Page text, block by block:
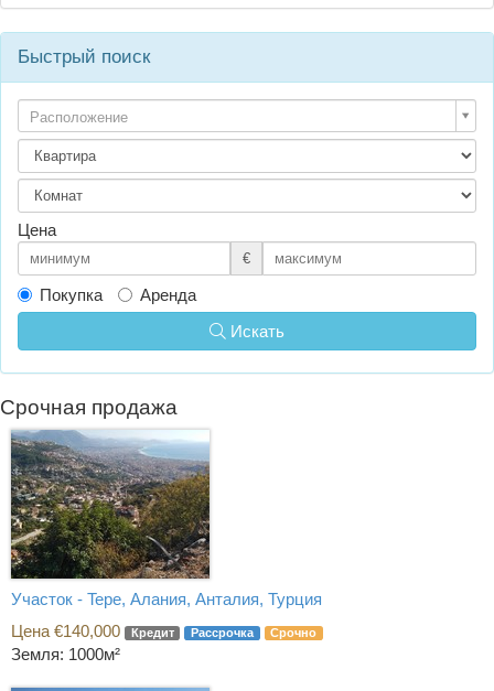
Быстрый поиск
Расположение
Цена
€
Покупка
Аренда
Искать
Срочная продажа
Участок - Tepe, Алания, Анталия, Турция
Цена €140,000
Кредит Рассрочка Срочно
Земля: 1000м²